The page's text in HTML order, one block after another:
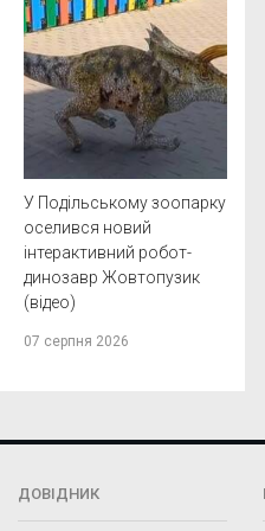
У Подільському зоопарку
оселився новий
інтерактивний робот-
динозавр Жовтопузик
(відео)
07 серпня 2026
ДОВІДНИК